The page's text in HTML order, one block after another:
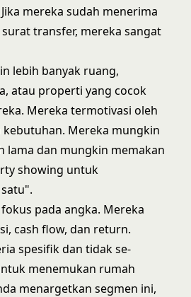
mereka sudah menerima
transfer, mereka sangat
lebih banyak ruang,
atau properti yang cocok
Mereka termotivasi oleh
Mereka mungkin
lama dan mungkin memakan
showing untuk
fokus pada angka. Mereka
cash flow, dan return.
spesifik dan tidak se-
menemukan rumah
menargetkan segmen ini,